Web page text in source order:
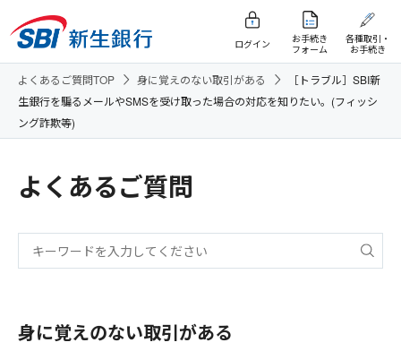
ログイン
お手続き
フォーム
各種取引・
お手続き
よくあるご質問TOP 身に覚えのない取引がある
［トラブル］SBI新
生銀行を騙るメールやSMSを受け取った場合の対応を知りたい。(フィッシ
ング詐欺等)
よくあるご質問
身に覚えのない取引がある